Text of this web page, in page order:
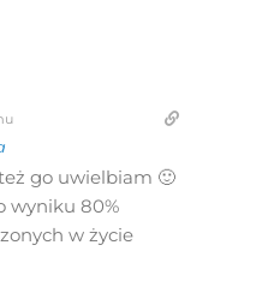
go uwielbiam 🙂
wyniku 80%
w życie